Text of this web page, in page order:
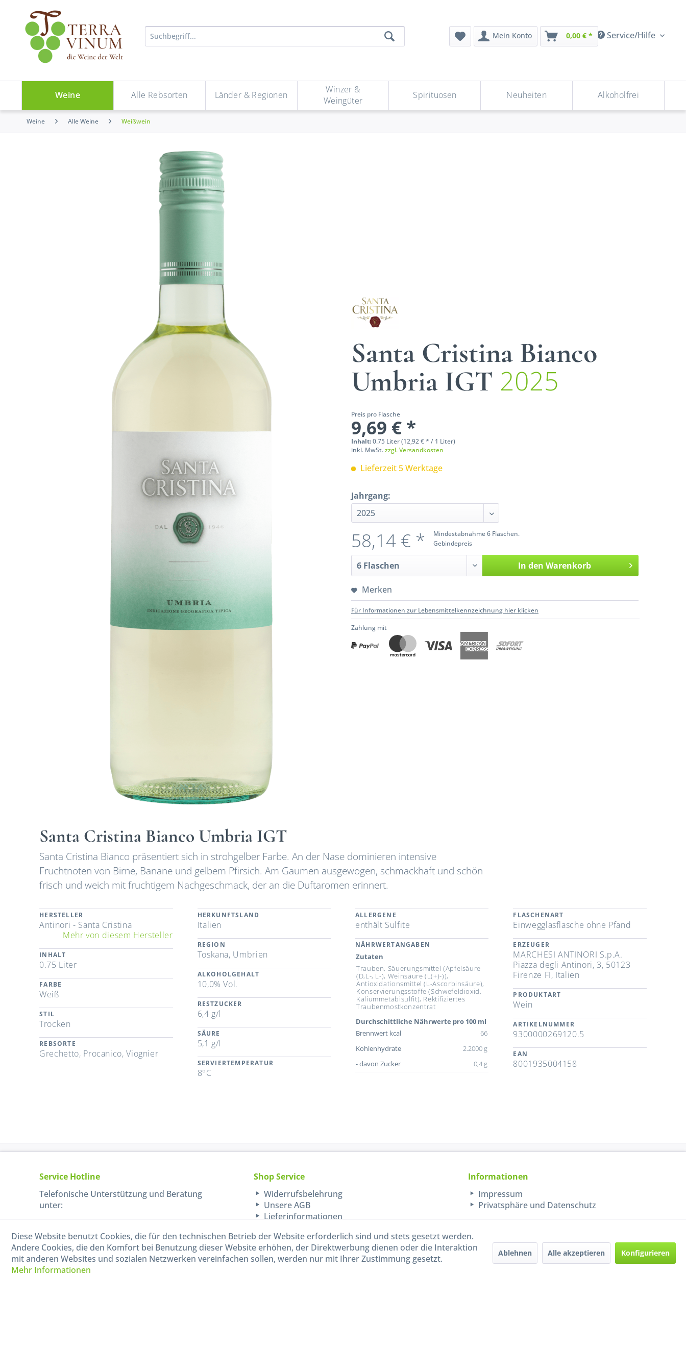
Service/Hilfe
Mein Konto 0,00 € *
Weine Alle Rebsorten Länder & Regionen
Winzer &
Weingüter
Spirituosen Neuheiten Alkoholfrei
Weine Alle Weine Weißwein
Santa Cristina Bianco
Umbria IGT 2025
Preis pro Flasche
9,69 € *
Inhalt:0.75 Liter (12,92 € * / 1 Liter)
inkl. MwSt.zzgl. Versandkosten
Lieferzeit 5 Werktage
Jahrgang:
Mindestabnahme 6 Flaschen.
Gebindepreis
58,14 € *
In den Warenkorb
Merken
Für Informationen zur Lebensmittelkennzeichnung hier klicken
Zahlung mit
Santa Cristina Bianco Umbria IGT
Santa Cristina Bianco präsentiert sich in strohgelber Farbe. An der Nase dominieren intensive
Fruchtnoten von Birne, Banane und gelbem Pfirsich. Am Gaumen ausgewogen, schmackhaft und schön
frisch und weich mit fruchtigem Nachgeschmack, der an die Duftaromen erinnert.
HERSTELLER
Antinori - Santa Cristina
Mehr von diesem Hersteller
INHALT
0.75 Liter
FARBE
Weiß
STIL
Trocken
REBSORTE
Grechetto, Procanico, Viognier
HERKUNFTSLAND
Italien
REGION
Toskana, Umbrien
ALKOHOLGEHALT
10,0% Vol.
RESTZUCKER
6,4 g/l
SÄURE
5,1 g/l
SERVIERTEMPERATUR
8°C
ALLERGENE
enthält Sulfite
NÄHRWERTANGABEN
Zutaten
Trauben, Säuerungsmittel (Apfelsäure
(D,L-, L-), Weinsäure (L(+)-)),
Antioxidationsmittel (L-Ascorbinsäure),
Konservierungsstoffe (Schwefeldioxid,
Kaliummetabisulfit), Rektifiziertes
Traubenmostkonzentrat
Durchschittliche Nährwerte pro 100 ml
Brennwert kcal
66
Kohlenhydrate
2.2000 g
- davon Zucker
0,4 g
FLASCHENART
Einwegglasflasche ohne Pfand
ERZEUGER
MARCHESI ANTINORI S.p.A.
Piazza degli Antinori, 3, 50123
Firenze FI, Italien
PRODUKTART
Wein
ARTIKELNUMMER
9300000269120.5
EAN
8001935004158
Service Hotline
Telefonische Unterstützung und Beratung
unter:
040-880 99 770
Mo-Fr, 09:00 - 15:00 Uhr
Shop Service
Widerrufsbelehrung
Unsere AGB
Lieferinformationen
Informationen
Impressum
Privatsphäre und Datenschutz
Diese Website benutzt Cookies, die für den technischen Betrieb der Website erforderlich sind und stets gesetzt werden.
Andere Cookies, die den Komfort bei Benutzung dieser Website erhöhen, der Direktwerbung dienen oder die Interaktion
mit anderen Websites und sozialen Netzwerken vereinfachen sollen, werden nur mit Ihrer Zustimmung gesetzt.
Mehr Informationen
Ablehnen Alle akzeptieren Konfigurieren